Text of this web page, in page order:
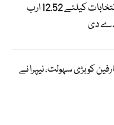
پنجاب حکومت نے بلدیاتی انتخابات کیلئے 12.52 ارب
دے دی
کو بڑی سہولت، نیپرا نے